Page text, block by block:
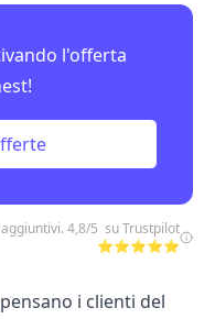
l'offerta
4,8/5 su Trustpilot
⭐⭐⭐⭐⭐
i clienti del